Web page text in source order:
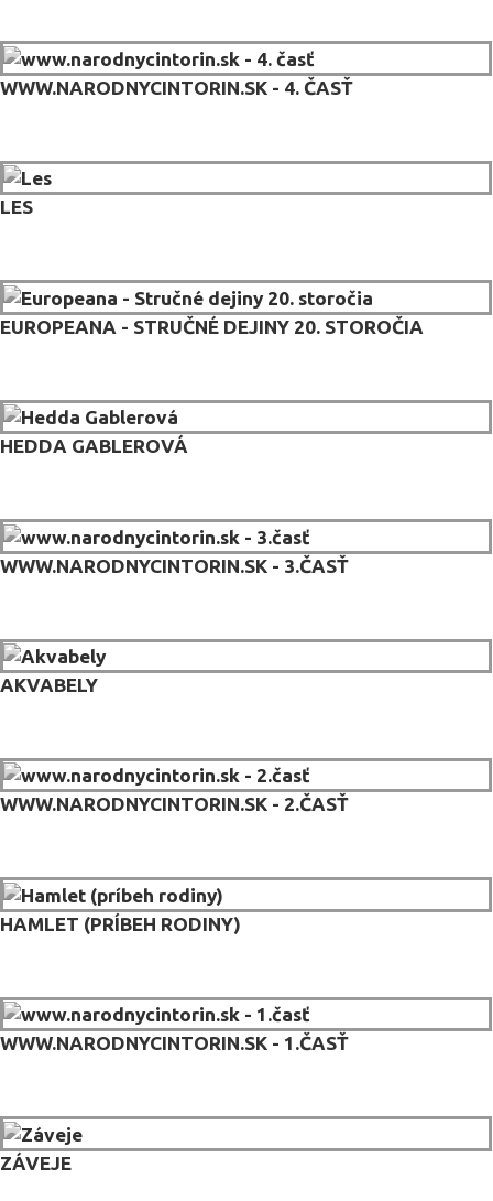
WWW.NARODNYCINTORIN.SK - 4. ČASŤ
LES
EUROPEANA - STRUČNÉ DEJINY 20. STOROČIA
HEDDA GABLEROVÁ
WWW.NARODNYCINTORIN.SK - 3.ČASŤ
AKVABELY
WWW.NARODNYCINTORIN.SK - 2.ČASŤ
HAMLET (PRÍBEH RODINY)
WWW.NARODNYCINTORIN.SK - 1.ČASŤ
ZÁVEJE